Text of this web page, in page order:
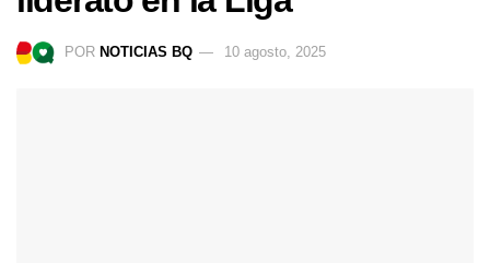
POR NOTICIAS BQ 10 agosto, 2025